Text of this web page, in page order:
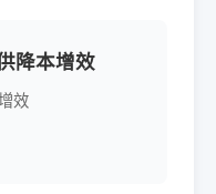
降本增效
效